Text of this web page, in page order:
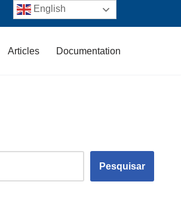
Articles Documentation
Pesquisar
English